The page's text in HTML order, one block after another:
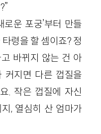
로운 포궁’부터 만들
령을 할 셈이죠? 정
바뀌지 않는 건 아
커지면 다른 껍질을
. 작은 껍질에 자신
, 열심히 산 엄마가